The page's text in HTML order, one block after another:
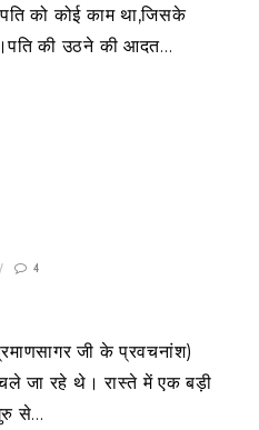
को कोई काम था,जिसके
की उठने की आदत…
4
जी के प्रवचनांश)
जा रहे थे। रास्ते में एक बड़ी
से…